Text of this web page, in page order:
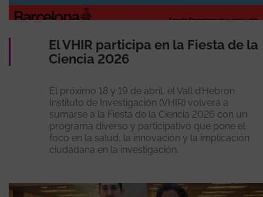
El VHIR participa en la Fiesta de la
Ciencia 2026
El próximo 18 y 19 de abril, el Vall d’Hebron
Instituto de Investigación (VHIR) volverá a
sumarse a la Fiesta de la Ciencia 2026 con un
programa diverso y participativo que pone el
foco en la salud, la innovación y la implicación
ciudadana en la investigación.